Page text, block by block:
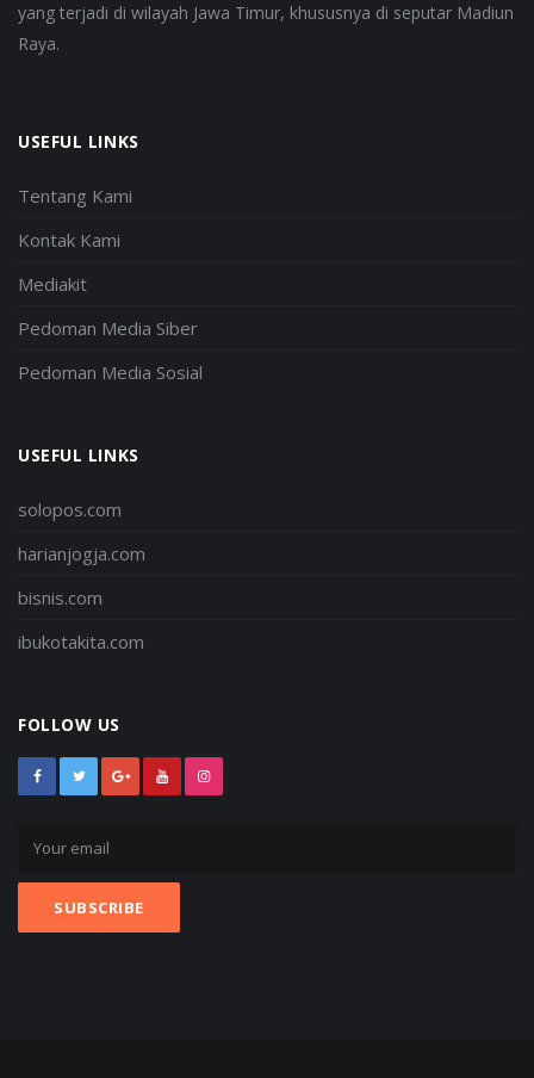
yang terjadi di wilayah Jawa Timur, khususnya di seputar Madiun
Raya.
USEFUL LINKS
Tentang Kami
Kontak Kami
Mediakit
Pedoman Media Siber
Pedoman Media Sosial
USEFUL LINKS
solopos.com
harianjogja.com
bisnis.com
ibukotakita.com
FOLLOW US